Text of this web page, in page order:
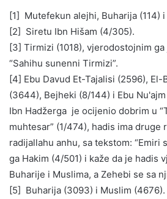
[1] Mutefekun alejhi, Buharija (114)
[2] Siretu Ibn Hišam (4/305).
[3] Tirmizi (1018), vjerodostojnim
“Sahihu sunenni Tirmizi”.
[4] Ebu Davud Et-Tajalisi (2596), El-
(3644), Bejheki (8/144) i Ebu Nu'ajm
Ibn Hadžerga je ocijenio dobrim u
muhtesar” (1/474), hadis ima druge
radijallahu anhu, sa tekstom: “Emiri
ga Hakim (4/501) i kaže da je hadis
Buharije i Muslima, a Zehebi se sa
[5] Buharija (3093) i Muslim (4676).